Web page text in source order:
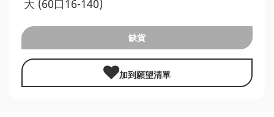
大 (60口16-140)
缺貨
加到願望清單